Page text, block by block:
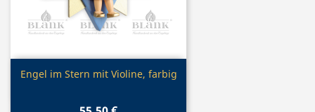
Vorschau
Engel im Stern mit Violine, farbig